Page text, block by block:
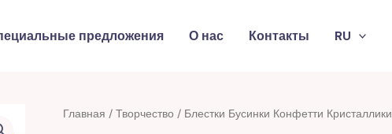
предложения О нас Контакты RU
Главная / Творчество / Блестки Бусинки Конфетти Кристаллики
Первоначальная
Текущая
Количество